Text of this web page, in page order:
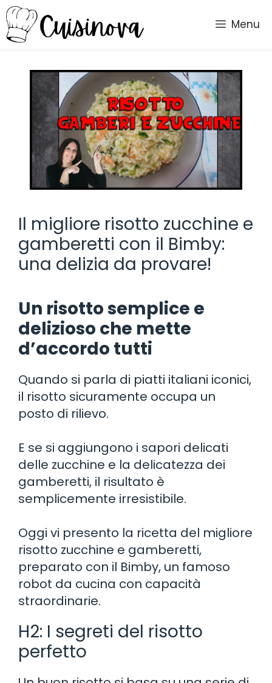
Vai
al
contenuto
Menu
Il migliore risotto zucchine e
gamberetti con il Bimby:
una delizia da provare!
Un risotto semplice e
delizioso che mette
d’accordo tutti
Quando si parla di piatti italiani iconici,
il risotto sicuramente occupa un
posto di rilievo.
E se si aggiungono i sapori delicati
delle zucchine e la delicatezza dei
gamberetti, il risultato è
semplicemente irresistibile.
Oggi vi presento la ricetta del migliore
risotto zucchine e gamberetti,
preparato con il Bimby, un famoso
robot da cucina con capacità
straordinarie.
H2: I segreti del risotto
perfetto